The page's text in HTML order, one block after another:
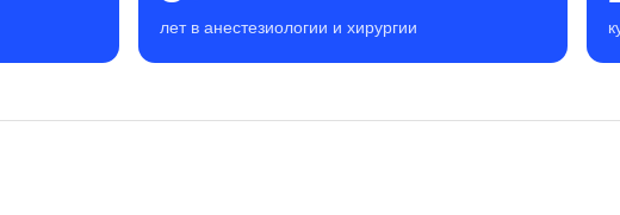
лет в анестезиологии и хирургии